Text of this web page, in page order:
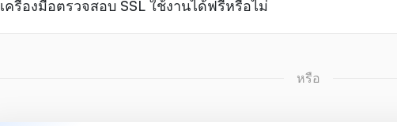
เครื่องมือตรวจสอบ SSL ใช้งานได้ฟรีหรือไม่
หรือ